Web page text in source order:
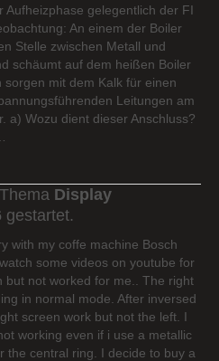
Aufheizphase gelegentlich der FI
An einem der Boiler
Stelle zwischen Metall und
schäumt auf dem heißen Boiler
sorgen mit dem Kalk für einen
Leitungen am
a) Wozu dient dieser Anschluss?
Display
gestartet.
with my coffe machine Bosch
some videos on youtube for
but not worked for me.. The right
in normal mode. After inversed
screen work but not the left. I
working even if i use a metallic
the central ring. I decide to buy a